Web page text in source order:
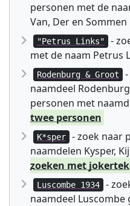
personen met de
Van, Der en Sommen
"Petrus Links"
-
met de naam Petrus
Rodenburg & Groot
naamdeel
personen met
twee personen
K*sper
- zoek naar
naamdelen Kysper,
zoeken met
Luscombe 1934
-
naamdeel Luscombe